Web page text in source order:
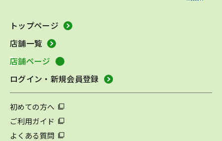
トップページ
店舗一覧
店舗ページ
ログイン・新規会員登録
初めての方へ
ご利用ガイド
よくある質問